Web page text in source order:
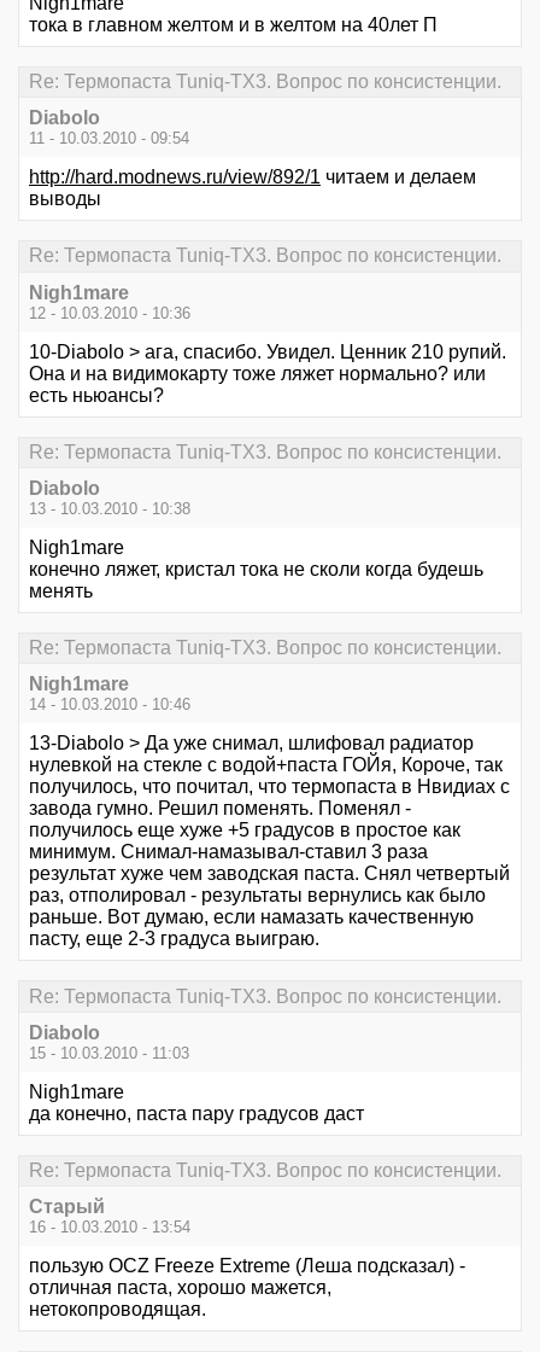
тока в главном желтом и в желтом на 40лет П
Re: Термопаста Tuniq-TX3. Вопрос по консистенции.
Diabolo
11 - 10.03.2010 - 09:54
http://hard.modnews.ru/view/892/1 читаем и делаем
выводы
Re: Термопаста Tuniq-TX3. Вопрос по консистенции.
Nigh1mare
12 - 10.03.2010 - 10:36
10-Diabolo > ага, спасибо. Увидел. Ценник 210 рупий.
Она и на видимокарту тоже ляжет нормально? или
есть ньюансы?
Re: Термопаста Tuniq-TX3. Вопрос по консистенции.
Diabolo
13 - 10.03.2010 - 10:38
Nigh1mare
конечно ляжет, кристал тока не сколи когда будешь
менять
Re: Термопаста Tuniq-TX3. Вопрос по консистенции.
Nigh1mare
14 - 10.03.2010 - 10:46
13-Diabolo > Да уже снимал, шлифовал радиатор
нулевкой на стекле с водой+паста ГОЙя, Короче, так
получилось, что почитал, что термопаста в Нвидиах с
завода гумно. Решил поменять. Поменял -
получилось еще хуже +5 градусов в простое как
минимум. Снимал-намазывал-ставил 3 раза
результат хуже чем заводская паста. Снял четвертый
раз, отполировал - результаты вернулись как было
раньше. Вот думаю, если намазать качественную
пасту, еще 2-3 градуса выиграю.
Re: Термопаста Tuniq-TX3. Вопрос по консистенции.
Diabolo
15 - 10.03.2010 - 11:03
Nigh1mare
да конечно, паста пару градусов даст
Re: Термопаста Tuniq-TX3. Вопрос по консистенции.
Старый
16 - 10.03.2010 - 13:54
пользую OCZ Freeze Extreme (Леша подсказал) -
отличная паста, хорошо мажется,
нетокопроводящая.